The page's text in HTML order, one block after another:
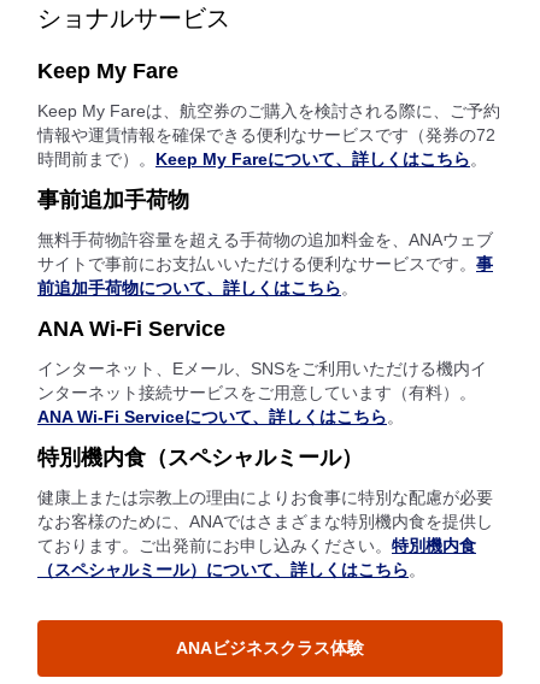
ショナルサービス
Keep My Fare
Keep My Fareは、航空券のご購入を検討される際に、ご予約
情報や運賃情報を確保できる便利なサービスです（発券の72
時間前まで）。 Keep My Fareについて、詳しくはこちら。
事前追加手荷物
無料手荷物許容量を超える手荷物の追加料金を、ANAウェブ
サイトで事前にお支払いいただける便利なサービスです。 事
前追加手荷物について、詳しくはこちら。
ANA Wi-Fi Service
インターネット、Eメール、SNSをご利用いただける機内イ
ンターネット接続サービスをご用意しています（有料）。
ANA Wi-Fi Serviceについて、詳しくはこちら。
特別機内食（スペシャルミール）
健康上または宗教上の理由によりお食事に特別な配慮が必要
なお客様のために、ANAではさまざまな特別機内食を提供し
ております。ご出発前にお申し込みください。 特別機内食
（スペシャルミール）について、詳しくはこちら。
ANAビジネスクラス体験